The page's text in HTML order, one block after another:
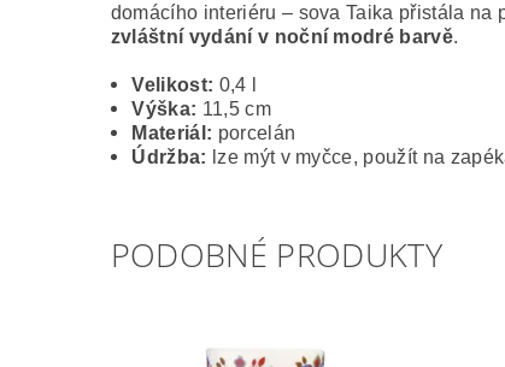
domácího interiéru – sova Taika přistála
zvláštní vydání v noční modré barvě.
Velikost: 0,4 l
Výška: 11,5 cm
Materiál: porcelán
Údržba: lze mýt v myčce, použít na
PODOBNÉ PRODUKTY